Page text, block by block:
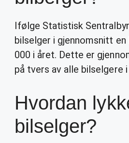
Ifølge Statistisk
bilselger i gjennomsnitt en
000 i året. Dette er
på tvers av alle bilselgere
Hvordan
bilselger?